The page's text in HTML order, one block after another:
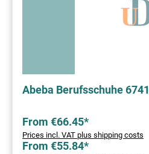
Abeba Berufsschuhe
From €66.45*
Prices incl. VAT plus shipping costs
From €55.84*